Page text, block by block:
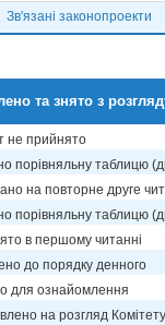
Зв'язані законопроекти
та знято з
не прийнято
порівняльну таблицю
на повторне друге
порівняльну таблицю
в першому читанні
до порядку денного
для ознайомлення
на розгляд Комітету